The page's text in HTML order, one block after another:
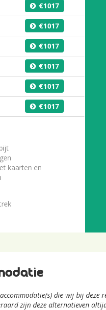
1017
1017
1017
1017
1017
1017
kaarten en
die wij bij
zijn deze alternatieven